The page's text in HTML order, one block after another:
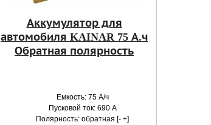
Аккумулятор для
автомобиля KAINAR 75 А.ч
Обратная полярность
Емкость: 75 А/ч
Пусковой ток: 690 А
Полярность: обратная [- +]